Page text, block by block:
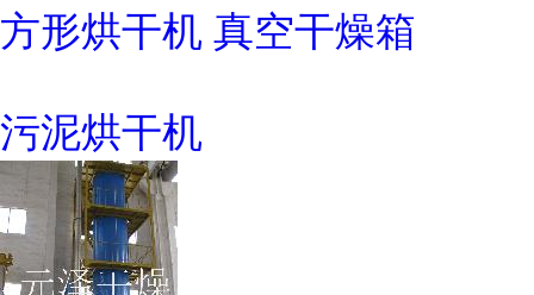
方形烘干机 真空干燥箱
污泥烘干机